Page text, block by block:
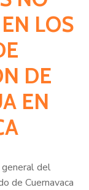
LOS
DE
EN
general del
de Cuernavaca